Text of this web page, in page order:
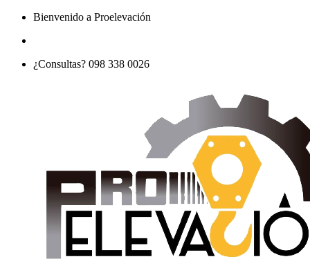
Bienvenido a Proelevación
¿Consultas? 098 338 0026